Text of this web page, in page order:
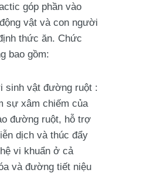
góp phần vào
vật và con người
thức ăn. Chức
bao gồm:
sinh vật đường ruột :
sự xâm chiếm của
đường ruột, hỗ trợ
dịch và thúc đẩy
vi khuẩn ở cả
và đường tiết niệu